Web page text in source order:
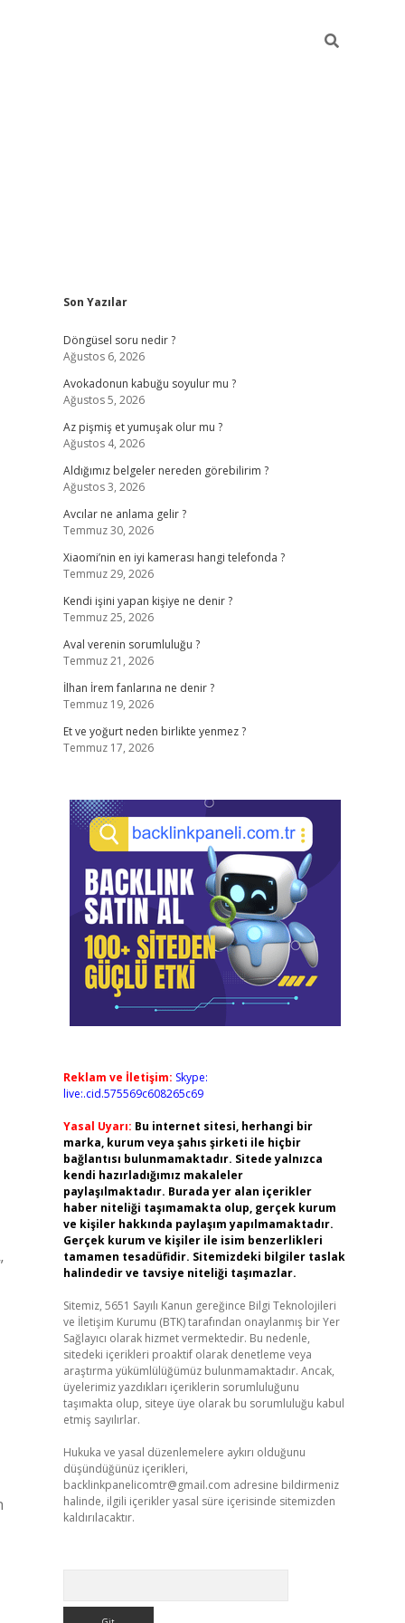
Sidebar
Son Yazılar
Döngüsel soru nedir ?
Ağustos 6, 2026
Avokadonun kabuğu soyulur mu ?
Ağustos 5, 2026
Az pişmiş et yumuşak olur mu ?
Ağustos 4, 2026
Aldığımız belgeler nereden görebilirim ?
Ağustos 3, 2026
Avcılar ne anlama gelir ?
Temmuz 30, 2026
Xiaomi’nin en iyi kamerası hangi telefonda ?
Temmuz 29, 2026
Kendi işini yapan kişiye ne denir ?
Temmuz 25, 2026
Aval verenin sorumluluğu ?
Temmuz 21, 2026
İlhan İrem fanlarına ne denir ?
Temmuz 19, 2026
Et ve yoğurt neden birlikte yenmez ?
Temmuz 17, 2026
Reklam ve İletişim: Skype:
live:.cid.575569c608265c69
Yasal Uyarı: Bu internet sitesi, herhangi bir
marka, kurum veya şahıs şirketi ile hiçbir
bağlantısı bulunmamaktadır. Sitede yalnızca
kendi hazırladığımız makaleler
paylaşılmaktadır. Burada yer alan içerikler
haber niteliği taşımamakta olup, gerçek kurum
ve kişiler hakkında paylaşım yapılmamaktadır.
Gerçek kurum ve kişiler ile isim benzerlikleri
tamamen tesadüfidir. Sitemizdeki bilgiler taslak
halindedir ve tavsiye niteliği taşımazlar.
Sitemiz, 5651 Sayılı Kanun gereğince Bilgi Teknolojileri
ve İletişim Kurumu (BTK) tarafından onaylanmış bir Yer
Sağlayıcı olarak hizmet vermektedir. Bu nedenle,
sitedeki içerikleri proaktif olarak denetleme veya
araştırma yükümlülüğümüz bulunmamaktadır. Ancak,
üyelerimiz yazdıkları içeriklerin sorumluluğunu
taşımakta olup, siteye üye olarak bu sorumluluğu kabul
etmiş sayılırlar.
Hukuka ve yasal düzenlemelere aykırı olduğunu
düşündüğünüz içerikleri,
backlinkpanelicomtr@gmail.com adresine bildirmeniz
halinde, ilgili içerikler yasal süre içerisinde sitemizden
kaldırılacaktır.